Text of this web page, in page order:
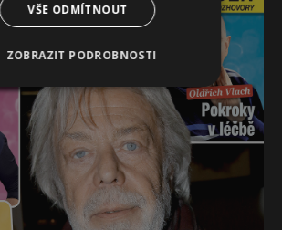
VŠE ODMÍTNOUT
ZOBRAZIT PODROBNOSTI